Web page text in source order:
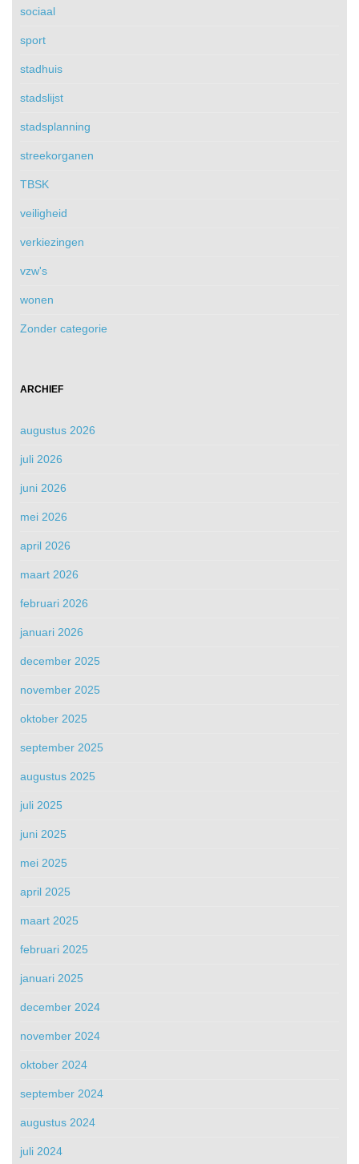
sociaal
sport
stadhuis
stadslijst
stadsplanning
streekorganen
TBSK
veiligheid
verkiezingen
vzw's
wonen
Zonder categorie
ARCHIEF
augustus 2026
juli 2026
juni 2026
mei 2026
april 2026
maart 2026
februari 2026
januari 2026
december 2025
november 2025
oktober 2025
september 2025
augustus 2025
juli 2025
juni 2025
mei 2025
april 2025
maart 2025
februari 2025
januari 2025
december 2024
november 2024
oktober 2024
september 2024
augustus 2024
juli 2024